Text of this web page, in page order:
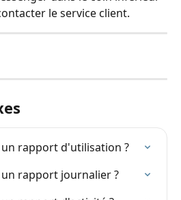
le service client.
rapport d'utilisation ?
rapport journalier ?